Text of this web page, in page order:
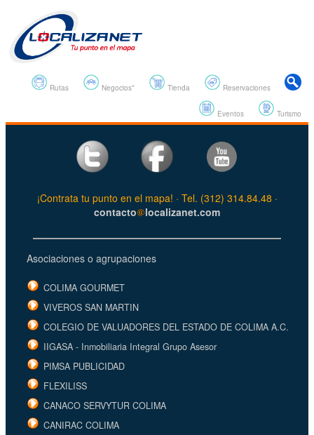
Reservaciones
Tienda
Negocios*
Rutas
Turismo
Eventos
¡Contrata tu punto en el mapa! · Tel. (312) 314.84.48 ·
contacto
localizanet.com
Asociaciones o agrupaciones
COLIMA GOURMET
VIVEROS SAN MARTIN
COLEGIO DE VALUADORES DEL ESTADO DE COLIMA A.C.
IIGASA - Inmobiliaria Integral Grupo Asesor
PIMSA PUBLICIDAD
FLEXILISS
CANACO SERVYTUR COLIMA
CANIRAC COLIMA